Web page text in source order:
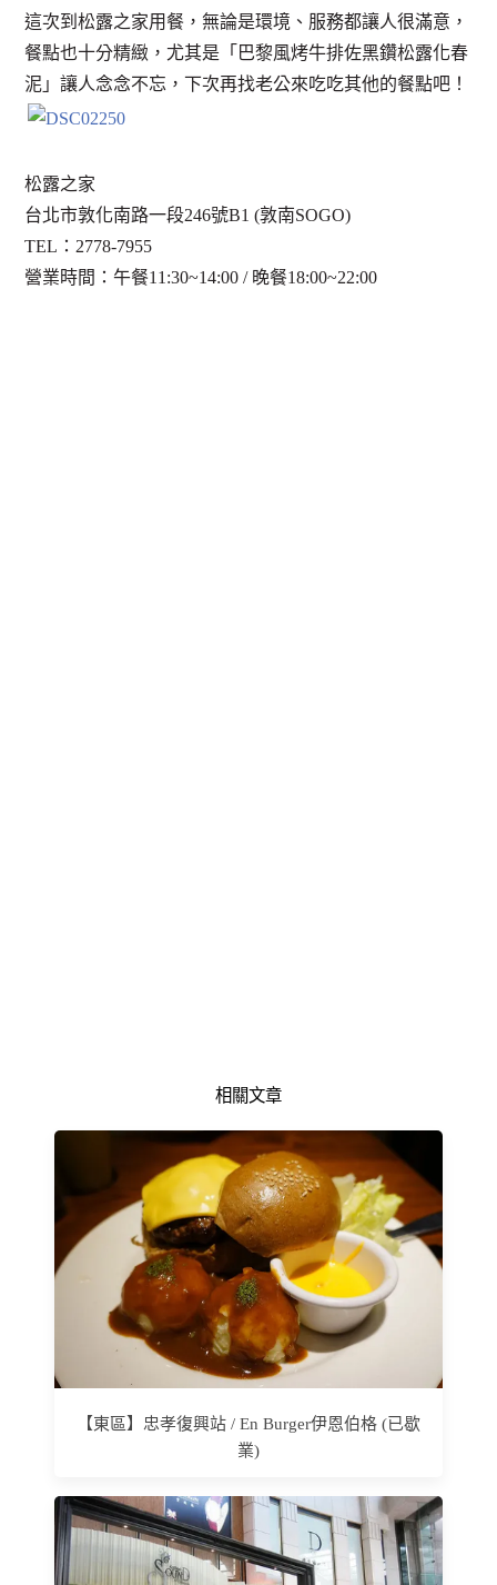
這次到松露之家用餐，無論是環境、服務都讓人很滿意，
餐點也十分精緻，尤其是「巴黎風烤牛排佐黑鑽松露化春
泥」讓人念念不忘，下次再找老公來吃吃其他的餐點吧！
松露之家
台北市敦化南路一段246號B1 (敦南SOGO)
TEL：2778-7955
營業時間：午餐11:30~14:00 / 晚餐18:00~22:00
相關文章
【東區】忠孝復興站 / En Burger伊恩伯格 (已歇
業)